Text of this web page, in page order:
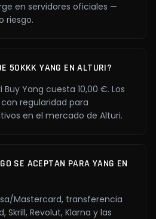
en servidores oficiales —
riesgo.
50KKK YANG EN ALTURI?
Yang cuesta 10,00 €. Los
regularidad para
en el mercado de Alturi.
SE ACEPTAN PARA YANG EN
Mastercard, transferencia
Skrill, Revolut, Klarna y las